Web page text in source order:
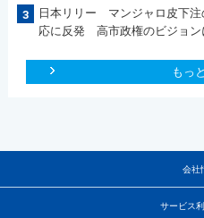
3
日本リリー マンジャロ皮下注
応に反発 高市政権のビジョン
もっ
会社
サービス